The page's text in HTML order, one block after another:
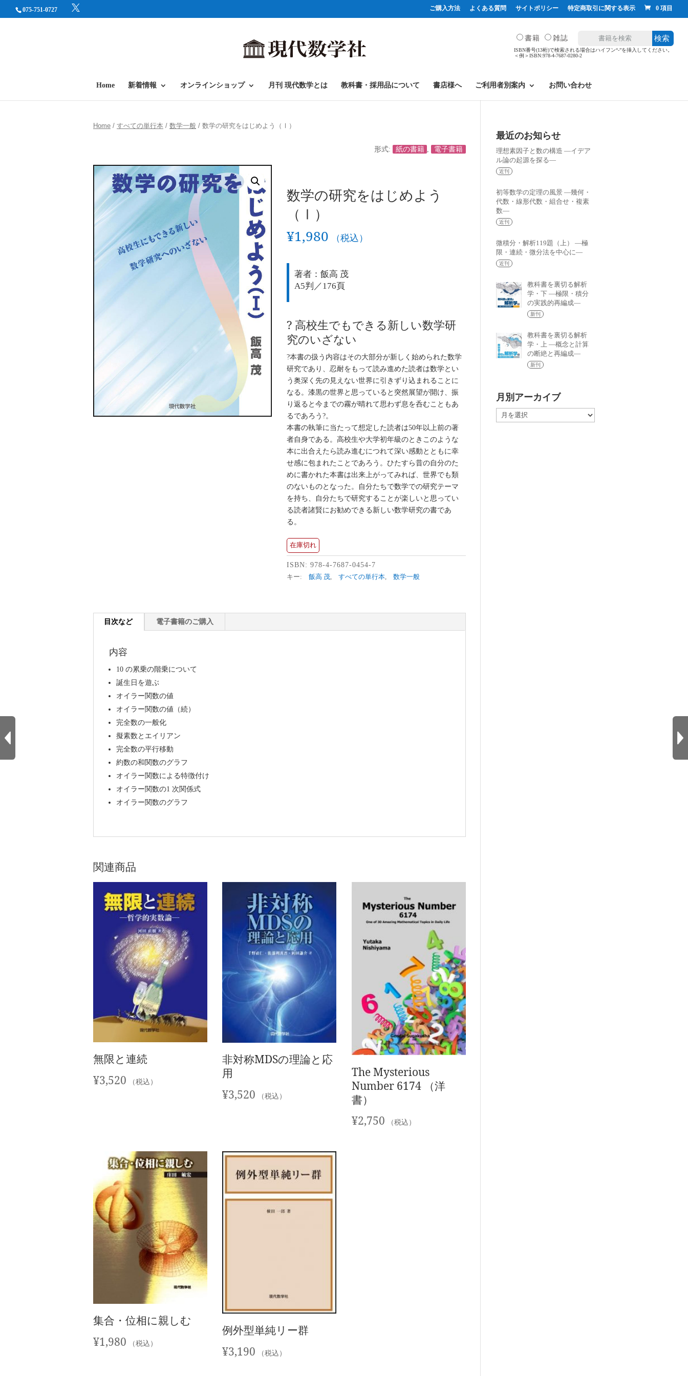
075-751-0727 ご購入方法 よくある質問 サイトポリシー 特定商取引に関する表示 0 項目
書籍 雑誌 検索
ISBN番号(13桁)で検索される場合はハイフン“-”を挿入してください。
＜例＞ISBN:978-4-7687-0280-2
Home 新着情報 オンラインショップ 月刊 現代数学とは 教科書・採用品について 書店様へ ご利用者別案内 お問い合わせ
Home / すべての単行本 / 数学一般 / 数学の研究をはじめよう（Ⅰ）
数学の研究をはじめよう
（Ⅰ）
¥1,980 （税込）
著者：飯高 茂
A5判／176頁
? 高校生でもできる新しい数学研
究のいざない
?本書の扱う内容はその大部分が新しく始められた数学
研究であり、忍耐をもって読み進めた読者は数学とい
う奥深く先の見えない世界に引きずり込まれることに
なる。漆黒の世界と思っていると突然展望が開け、振
り返ると今までの霧が晴れて思わず息を呑むこともあ
るであろう?。
本書の執筆に当たって想定した読者は50年以上前の著
者自身である。高校生や大学初年級のときこのような
本に出合えたら読み進むにつれて深い感動とともに幸
せ感に包まれたことであろう。ひたすら昔の自分のた
めに書かれた本書は出来上がってみれば、世界でも類
のないものとなった。自分たちで数学での研究テーマ
を持ち、自分たちで研究することが楽しいと思ってい
る読者諸賢にお勧めできる新しい数学研究の書であ
る。
在庫切れ
ISBN:978-4-7687-0454-7
キー: 飯高 茂 すべての単行本 数学一般
形式: 紙の書籍 , 電子書籍
目次など 電子書籍のご購入
内容
10 の累乗の階乗について
誕生日を遊ぶ
オイラー関数の値
オイラー関数の値（続）
完全数の一般化
擬素数とエイリアン
完全数の平行移動
約数の和関数のグラフ
オイラー関数による特徴付け
オイラー関数の1 次関係式
オイラー関数のグラフ
関連商品
無限と連続
¥3,520 （税込）
非対称MDSの理論と応
用
¥3,520 （税込）
The Mysterious
Number 6174 （洋
書）
¥2,750 （税込）
集合・位相に親しむ
¥1,980 （税込）
例外型単純リー群
¥3,190 （税込）
最近のお知らせ
理想素因子と数の構造 —イデア
ル論の起源を探る—
近刊
初等数学の定理の風景 —幾何・
代数・線形代数・組合せ・複素
数—
近刊
微積分・解析119題（上） —極
限・連続・微分法を中心に—
近刊
教科書を裏切る解析
学・下 —極限・積分
の実践的再編成—
新刊
教科書を裏切る解析
学・上 —概念と計算
の断絶と再編成—
新刊
月別アーカイブ
月